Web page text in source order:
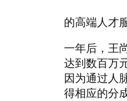
的高端人才
一年后，王
达到数百万
因为通过人
得相应的分